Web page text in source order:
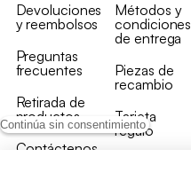
Continúa sin consentimiento
Devoluciones
y reembolsos
Preguntas
frecuentes
Retirada de
productos
Contáctenos
Métodos y
condiciones
de entrega
Piezas de
recambio
Tarjeta
regalo